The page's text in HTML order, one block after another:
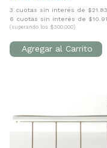
3 cuotas sin interés de
6 cuotas sin interés de
(superando los $300.000)